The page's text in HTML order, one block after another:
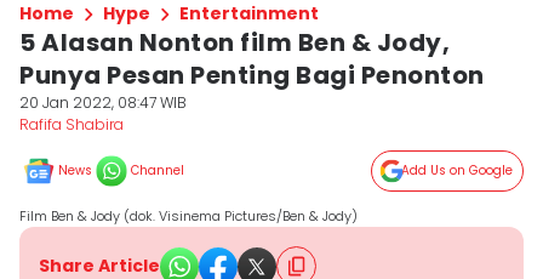
Home Hype Entertainment
5 Alasan Nonton film Ben & Jody,
Punya Pesan Penting Bagi Penonton
20 Jan 2022, 08:47 WIB
Rafifa Shabira
News Channel Add Us on Google
Film Ben & Jody (dok. Visinema Pictures/Ben & Jody)
Share Article